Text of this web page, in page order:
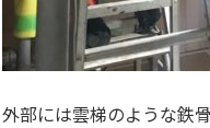
外部には雲梯のような鉄